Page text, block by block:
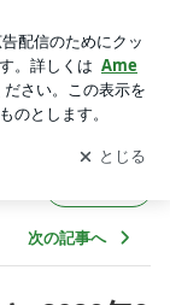
4代目バカ息子の
け取りまし
開く
次の記事へ